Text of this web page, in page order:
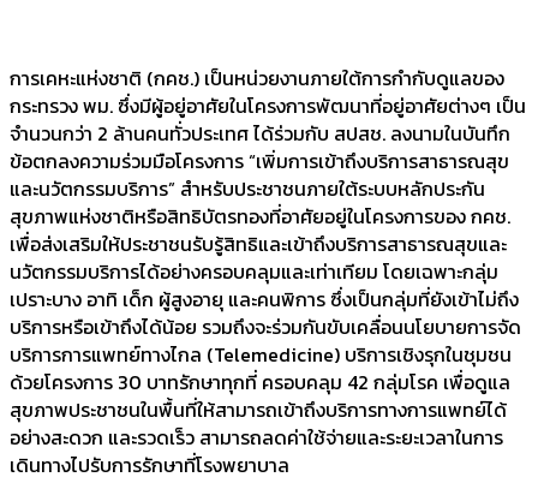
การเคหะแห่งชาติ (กคช.) เป็นหน่วยงานภายใต้การกำกับดูแลของ
กระทรวง พม. ซึ่งมีผู้อยู่อาศัยในโครงการพัฒนาที่อยู่อาศัยต่างๆ เป็น
จำนวนกว่า 2 ล้านคนทั่วประเทศ ได้ร่วมกับ สปสช. ลงนามในบันทึก
ข้อตกลงความร่วมมือโครงการ “เพิ่มการเข้าถึงบริการสาธารณสุข
และนวัตกรรมบริการ” สำหรับประชาชนภายใต้ระบบหลักประกัน
สุขภาพแห่งชาติหรือสิทธิบัตรทองที่อาศัยอยู่ในโครงการของ กคช.
เพื่อส่งเสริมให้ประชาชนรับรู้สิทธิและเข้าถึงบริการสาธารณสุขและ
นวัตกรรมบริการได้อย่างครอบคลุมและเท่าเทียม โดยเฉพาะกลุ่ม
เปราะบาง อาทิ เด็ก ผู้สูงอายุ และคนพิการ ซึ่งเป็นกลุ่มที่ยังเข้าไม่ถึง
บริการหรือเข้าถึงได้น้อย รวมถึงจะร่วมกันขับเคลื่อนนโยบายการจัด
บริการการแพทย์ทางไกล (Telemedicine) บริการเชิงรุกในชุมชน
ด้วยโครงการ 30 บาทรักษาทุกที่ ครอบคลุม 42 กลุ่มโรค เพื่อดูแล
สุขภาพประชาชนในพื้นที่ให้สามารถเข้าถึงบริการทางการแพทย์ได้
อย่างสะดวก และรวดเร็ว สามารถลดค่าใช้จ่ายและระยะเวลาในการ
เดินทางไปรับการรักษาที่โรงพยาบาล